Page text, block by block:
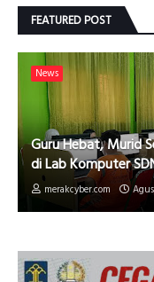
FEATURED POST
News
Guru Hebat, Murid
di Lab Komputer
merakcyber.com